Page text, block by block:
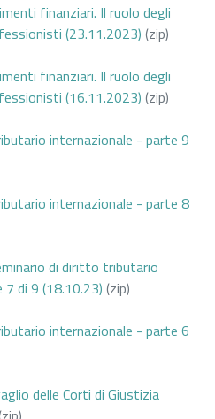
finanziari. Il ruolo degli
(23.11.2023) (zip)
finanziari. Il ruolo degli
(16.11.2023) (zip)
internazionale - parte 9
internazionale - parte 8
di diritto tributario
di 9 (18.10.23) (zip)
internazionale - parte 6
delle Corti di Giustizia